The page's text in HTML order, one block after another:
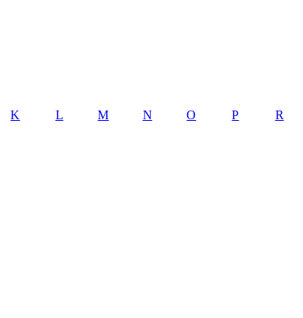
K L M N O P R